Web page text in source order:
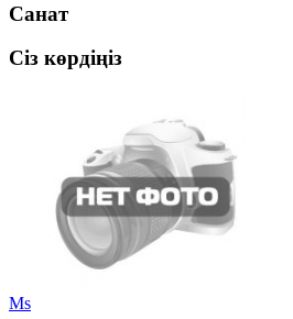
Санат
Сіз көрдіңіз
Ms